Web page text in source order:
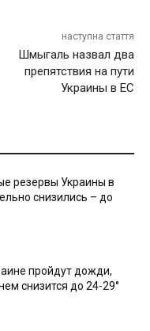
наступна стаття
Шмыгаль назвал два
препятствия на пути
Украины в ЕС
резервы Украины в
снизились – до
пройдут дожди,
снизится до 24-29°